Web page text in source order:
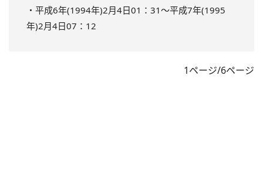
・平成6年(1994年)2月4日01：31～平成7年(1995
年)2月4日07：12
1ページ/6ページ